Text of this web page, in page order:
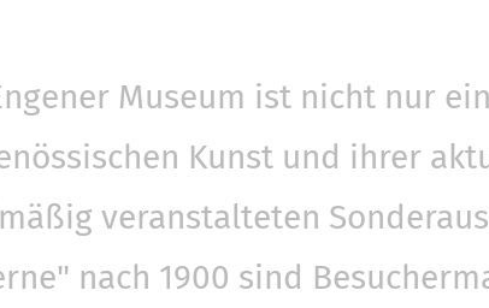
Museum ist nicht nur
Kunst und ihrer
veranstalteten
nach 1900 sind